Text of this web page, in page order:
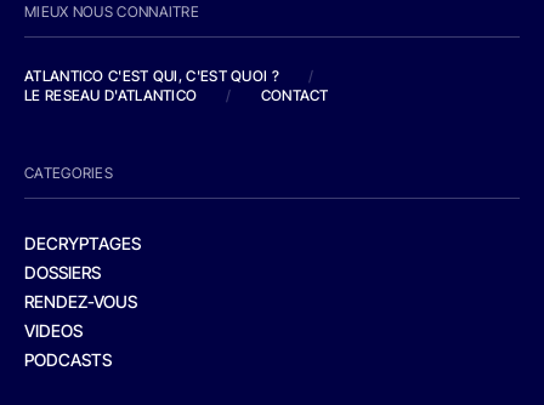
MIEUX NOUS CONNAITRE
ATLANTICO C'EST QUI, C'EST QUOI ?
/
LE RESEAU D'ATLANTICO
/ CONTACT
CATEGORIES
DECRYPTAGES
DOSSIERS
RENDEZ-VOUS
VIDEOS
PODCASTS